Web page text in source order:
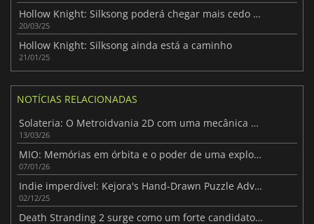
Hollow Knight: Silksong poderá chegar mais cedo do que o previsto
20/03/25
Hollow Knight: Silksong ainda está a caminho
21/01/25
NOTÍCIAS RELACIONADAS
Solateria: O Metroidvania 2D com uma mecânica de Parry impressionante
13/03/26
MIO: Memórias em órbita e o poder de uma exploração lenta e significativa
07/01/26
Indie imperdível: Kejora's Hand-Drawn Puzzle Adventure
02/12/25
Death Stranding 2 surge como um forte candidato à TGA 2025